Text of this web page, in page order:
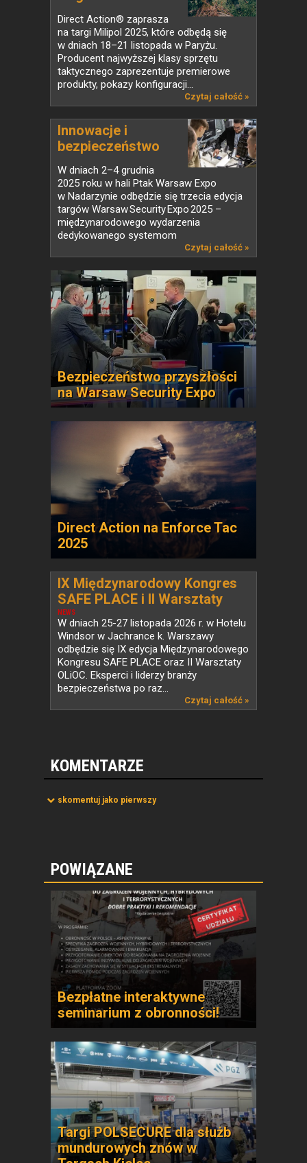
Direct Action® zaprasza
na targi Milipol 2025, które odbędą się
w dniach 18–21 listopada w Paryżu.
Producent najwyższej klasy sprzętu
taktycznego zaprezentuje premierowe
produkty, pokazy konfiguracji...
Czytaj całość »
Innowacje i
bezpieczeństwo
w...
W dniach 2–4 grudnia
2025 roku w hali Ptak Warsaw Expo
w Nadarzynie odbędzie się trzecia edycja
targów Warsaw Security Expo 2025 –
międzynarodowego wydarzenia
dedykowanego systemom
Czytaj całość »
Bezpieczeństwo przyszłości
na Warsaw Security Expo
Direct Action na Enforce Tac
2025
NEWS
IX Międzynarodowy Kongres
SAFE PLACE i II Warsztaty
OLiOC – wakacyjna pula
biletów na wyjątkowe
wydarzenie!
W dniach 25-27 listopada 2026 r. w Hotelu
Windsor w Jachrance k. Warszawy
odbędzie się IX edycja Międzynarodowego
Kongresu SAFE PLACE oraz II Warsztaty
OLiOC. Eksperci i liderzy branży
bezpieczeństwa po raz...
Czytaj całość »
KOMENTARZE
skomentuj jako pierwszy
POWIĄZANE
Bezpłatne interaktywne
seminarium z obronności!
Targi POLSECURE dla służb
mundurowych znów w